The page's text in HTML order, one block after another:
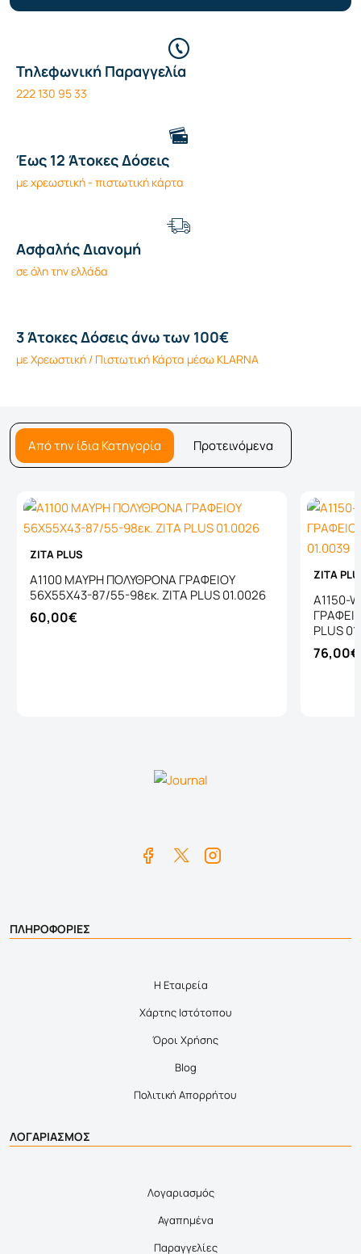
Τηλεφωνική Παραγγελία
222 130 95 33
Έως 12 Άτοκες Δόσεις
με χρεωστική - πιστωτική κάρτα
Ασφαλής Διανομή
σε όλη την ελλάδα
3 Άτοκες Δόσεις άνω των 100€
με Χρεωστική / Πιστωτική Κάρτα μέσω KLARNA
Από την ίδια Κατηγορία Προτεινόμενα
ZITA PLUS
A1100 ΜΑΥΡΗ ΠΟΛΥΘΡΟΝΑ ΓΡΑΦΕΙΟΥ
56Χ55Χ43-87/55-98εκ. ZITA PLUS 01.0026
60,00€
ZITA
A1150-
PLUS
76,00€
ΠΛΗΡΟΦΟΡΙΕΣ
Η Εταιρεία
Χάρτης Ιστότοπου
Όροι Χρήσης
Blog
Πολιτική Απορρήτου
ΛΟΓΑΡΙΑΣΜΟΣ
Λογαριασμός
Αγαπημένα
Παραγγελίες